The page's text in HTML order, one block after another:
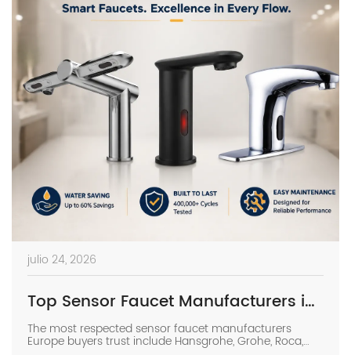
julio 24, 2026
Top Sensor Faucet Manufacturers in Europe | 2026 Buyer’s Guide
The most respected sensor faucet manufacturers
Europe buyers trust include Hansgrohe, Grohe, Roca,